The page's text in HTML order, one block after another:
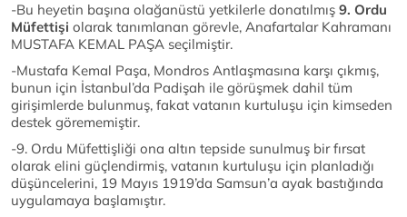
-Bu heyetin başına olağanüstü yetkilerle donatılmış 9. Ordu
Müfettişi olarak tanımlanan görevle, Anafartalar Kahramanı
MUSTAFA KEMAL PAŞA seçilmiştir.
-Mustafa Kemal Paşa, Mondros Antlaşmasına karşı çıkmış,
bunun için İstanbul’da Padişah ile görüşmek dahil tüm
girişimlerde bulunmuş, fakat vatanın kurtuluşu için kimseden
destek görememiştir.
-9. Ordu Müfettişliği ona altın tepside sunulmuş bir fırsat
olarak elini güçlendirmiş, vatanın kurtuluşu için planladığı
düşüncelerini, 19 Mayıs 1919’da Samsun’a ayak bastığında
uygulamaya başlamıştır.